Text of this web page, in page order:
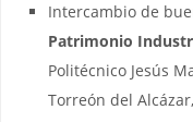
Intercambio de
Patrimonio
Politécnico Jesús
Torreón del